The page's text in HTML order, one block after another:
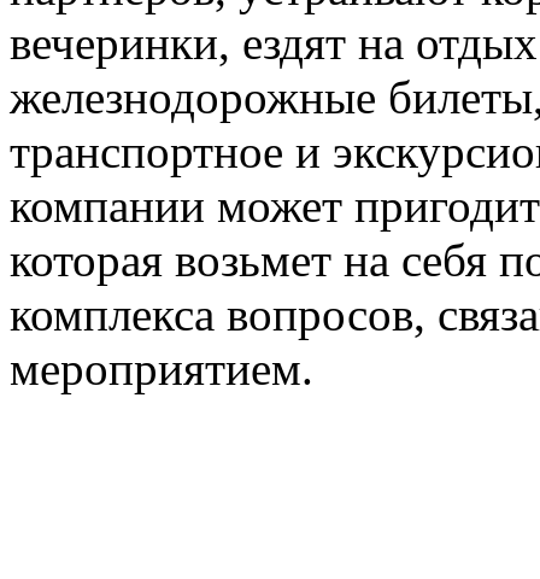
вечеринки, ездят на
железнодорожные
транспортное и
компании может
которая возьмет на себя
комплекса вопросов,
мероприятием.